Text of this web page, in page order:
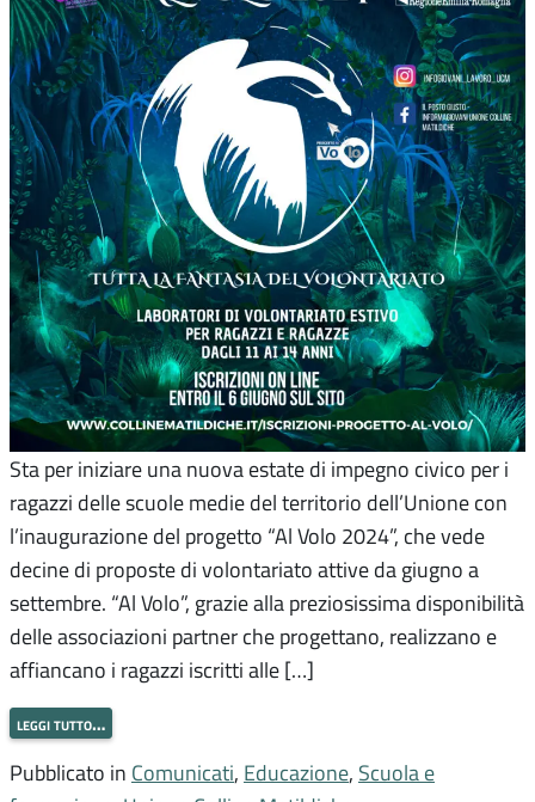
Sta per iniziare una nuova estate di impegno civico per i
ragazzi delle scuole medie del territorio dell’Unione con
l’inaugurazione del progetto “Al Volo 2024”, che vede
decine di proposte di volontariato attive da giugno a
settembre. “Al Volo”, grazie alla preziosissima disponibilità
delle associazioni partner che progettano, realizzano e
affiancano i ragazzi iscritti alle […]
leggi tutto…
Pubblicato in Comunicati, Educazione, Scuola e